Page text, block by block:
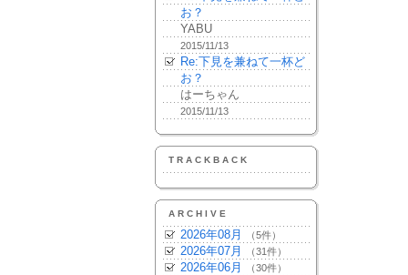
お？
YABU
2015/11/13
Re:下見を兼ねて一杯ど
お？
はーちゃん
2015/11/13
TRACKBACK
ARCHIVE
2026年08月 （5件）
2026年07月 （31件）
2026年06月 （30件）